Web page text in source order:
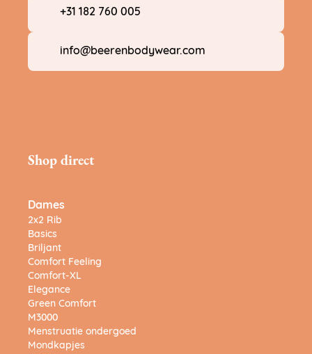
+31 182 760 005
info@beerenbodywear.com
Shop direct
Dames
2x2 Rib
Basics
Briljant
Comfort Feeling
Comfort-XL
Elegance
Green Comfort
M3000
Menstruatie ondergoed
Mondkapjes